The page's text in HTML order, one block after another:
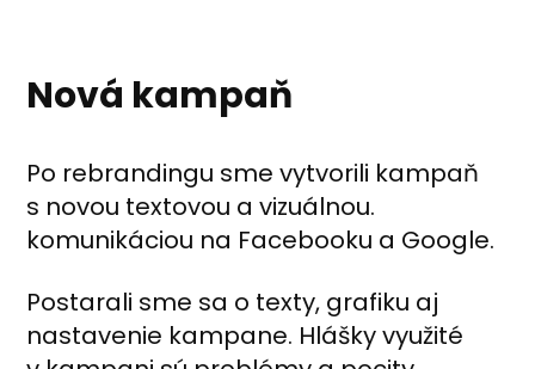
Nová kampaň
Po rebrandingu sme vytvorili kampaň
s novou textovou a vizuálnou.
komunikáciou na Facebooku a Google.
Postarali sme sa o texty, grafiku aj
nastavenie kampane. Hlášky využité